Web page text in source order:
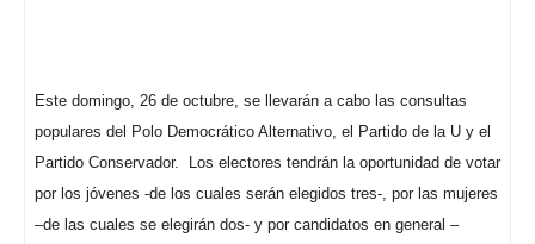
Este domingo, 26 de octubre, se llevarán a cabo las consultas
populares del Polo Democrático Alternativo, el Partido de la U y el
Partido Conservador.
Los electores tendrán la oportunidad de votar
por los jóvenes -de los cuales serán elegidos tres-, por las mujeres
–de las cuales se elegirán dos- y por candidatos en general –